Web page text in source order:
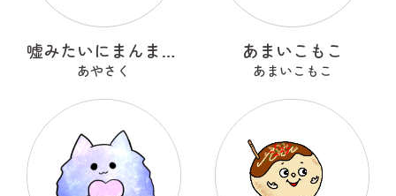
嘘みたいにまんまるなウソ
あやさく
あまいこもこ
あまいこもこ